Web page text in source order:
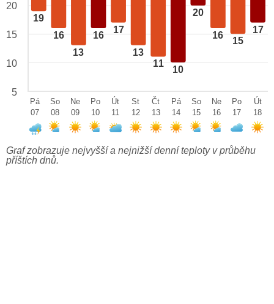
19
16
13
16
17
13
11
10
20
16
15
17
20
15
10
5
Pá
07
So
08
Ne
09
Po
10
Út
11
St
12
Čt
13
Pá
14
So
15
Ne
16
Po
17
Út
18
Graf zobrazuje nejvyšší a nejnižší denní teploty v průběhu
příštích dnů.